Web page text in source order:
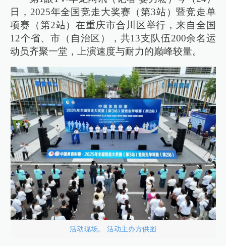
日，2025年全国竞走大奖赛（第3站）暨竞走单
项赛（第2站）在重庆市合川区举行，来自全国
12个省、市（自治区），共13支队伍200余名运
动员齐聚一堂，上演速度与耐力的巅峰较量。
活动现场。 活动主办方供图